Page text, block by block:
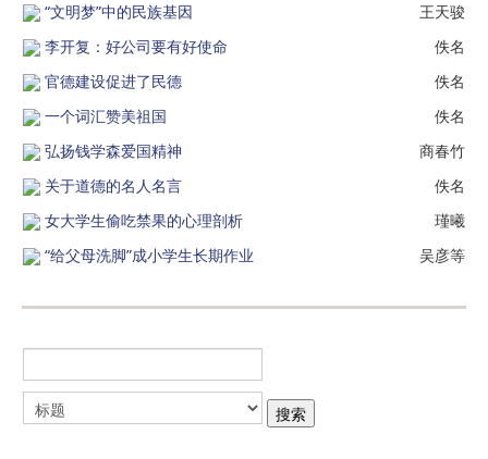
“文明梦”中的民族基因
王天骏
李开复：好公司要有好使命
佚名
官德建设促进了民德
佚名
一个词汇赞美祖国
佚名
弘扬钱学森爱国精神
商春竹
关于道德的名人名言
佚名
女大学生偷吃禁果的心理剖析
瑾曦
“给父母洗脚”成小学生长期作业
吴彦等